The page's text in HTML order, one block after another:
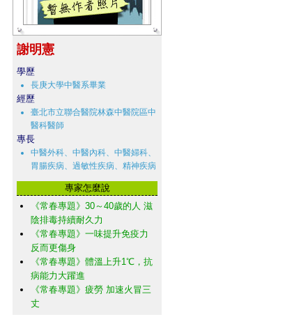
謝明憲
學歷
長庚大學中醫系畢業
經歷
臺北市立聯合醫院林森中醫院區中
醫科醫師
專長
中醫外科、中醫內科、中醫婦科、
胃腸疾病、過敏性疾病、精神疾病
專家怎麼說
《常春專題》30～40歲的人 滋
陰排毒持續耐久力
《常春專題》一味提升免疫力
反而更傷身
《常春專題》體溫上升1℃，抗
病能力大躍進
《常春專題》疲勞 加速火冒三
丈